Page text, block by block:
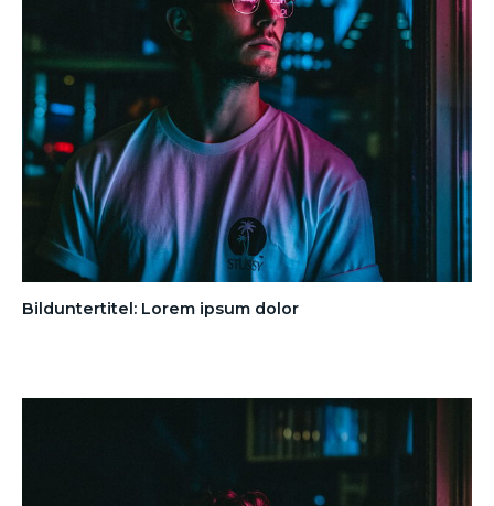
Bilduntertitel: Lorem ipsum dolor